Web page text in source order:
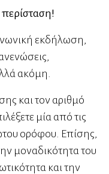
περίσταση!
εκδήλωση,
ακόμη.
και τον αριθμό
μία από τις
ορόφου. Επίσης,
μοναδικότητα του
και την